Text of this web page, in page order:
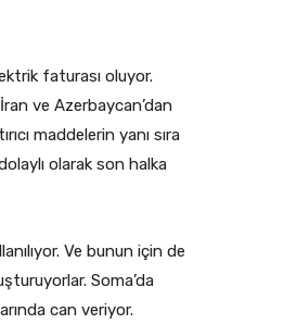
faturası oluyor.
ve Azerbaycan’dan
maddelerin yanı sıra
olarak son halka
Ve bunun için de
Soma’da
can veriyor.